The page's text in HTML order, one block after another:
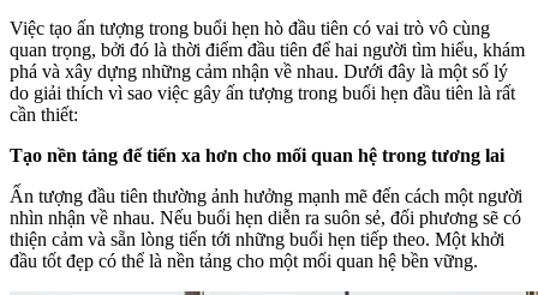
Việc tạo ấn tượng trong buổi hẹn hò đầu tiên có vai trò vô cùng
quan trọng, bởi đó là thời điểm đầu tiên để hai người tìm hiểu, khám
phá và xây dựng những cảm nhận về nhau. Dưới đây là một số lý
do giải thích vì sao việc gây ấn tượng trong buổi hẹn đầu tiên là rất
cần thiết:
Tạo nền tảng để tiến xa hơn cho mối quan hệ trong tương lai
Ấn tượng đầu tiên thường ảnh hưởng mạnh mẽ đến cách một người
nhìn nhận về nhau. Nếu buổi hẹn diễn ra suôn sẻ, đối phương sẽ có
thiện cảm và sẵn lòng tiến tới những buổi hẹn tiếp theo. Một khởi
đầu tốt đẹp có thể là nền tảng cho một mối quan hệ bền vững.